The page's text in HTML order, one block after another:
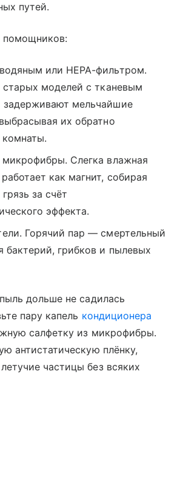
путей.
помощников:
или HEPA-фильтром.
старых моделей с тканевым
мельчайшие
их обратно
Слегка влажная
как магнит, собирая
за счёт
эффекта.
Горячий пар — смертельный
бактерий, грибков и пылевых
дольше не садилась
пару капель кондиционера
салфетку из микрофибры.
антистатическую плёнку,
частицы без всяких